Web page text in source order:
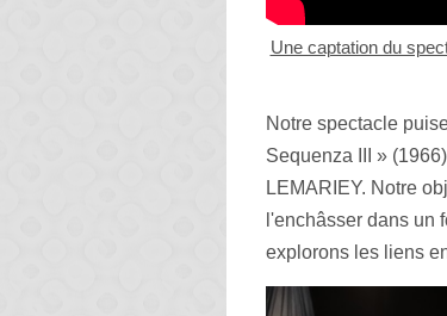
Une captation du
Notre spectacle
Sequenza III »
LEMARIEY. Notre
l'enchâsser dans un
explorons les liens